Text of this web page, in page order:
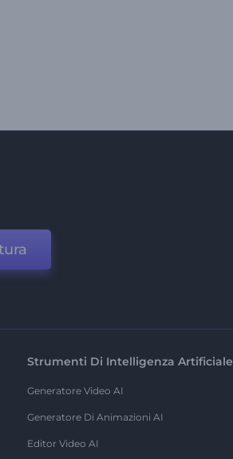
Strumenti Di Intelligenza Artificiale
Generatore Video AI
Generatore Di Animazioni AI
Editor Video AI